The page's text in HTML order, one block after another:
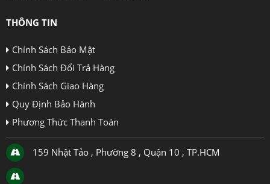
THÔNG TIN
Chính Sách Bảo Mật
Chính Sách Đổi Trả Hàng
Chính Sách Giao Hàng
Quy Định Bảo Hành
Phương Thức Thanh Toán
159 Nhật Tảo , Phường 8 , Quận 10 , TP.HCM